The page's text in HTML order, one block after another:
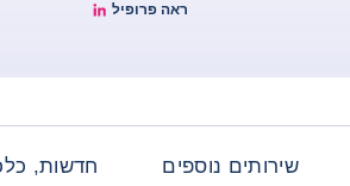
ראה פרופיל
Christiane von berg linkedin
שירותים נוספים
חדשות,